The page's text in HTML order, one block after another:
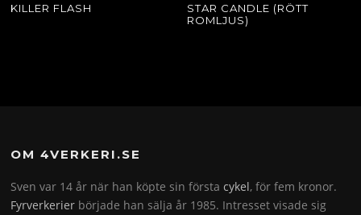
KILLER FLASH
STAR CANDLE (RÖTT
ROMLJUS)
OM 4VERKERI.SE
Sven var 14 år när han köpte sin förstacykel, för fem kronor.
Fyrverkerier började han sälja år 1985. Intresset visade sig